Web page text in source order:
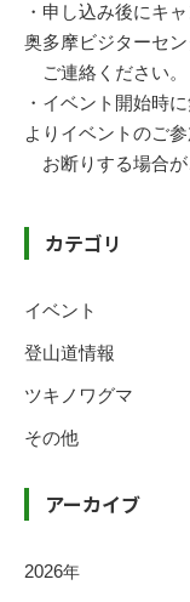
・申し込み後にキ
奥多摩ビジターセ
ご連絡ください。
・イベント開始時
よりイベントのご
お断りする場合が
カテゴリ
イベント
登山道情報
ツキノワグマ
その他
アーカイブ
2026年